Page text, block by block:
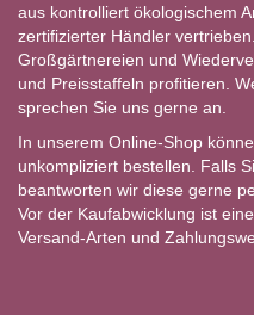
aus kontrolliert ökologischem
zertifizierter Händler
Großgärtnereien und
und Preisstaffeln profitieren.
sprechen Sie uns gerne an.
In unserem Online-Shop
unkompliziert bestellen. Falls
beantworten wir diese gerne
Vor der Kaufabwicklung ist
Versand-Arten und